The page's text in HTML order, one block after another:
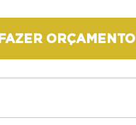
FAZER ORÇAMENTO